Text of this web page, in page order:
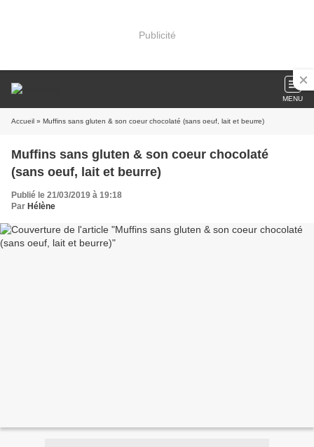
Publicité
MENU
Accueil » Muffins sans gluten & son coeur chocolaté (sans oeuf, lait et beurre)
Muffins sans gluten & son coeur chocolaté
(sans oeuf, lait et beurre)
Publié le 21/03/2019 à 19:18
Par Hélène